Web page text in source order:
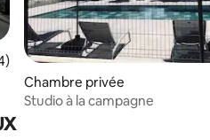
: 5 sur 5
moyenne sur la base de 54
Chambre privée
Studio à la campagne